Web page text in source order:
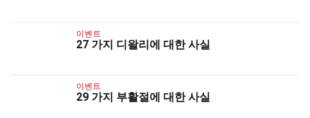
이벤트
27 가지 디왈리에 대한 사실
이벤트
29 가지 부활절에 대한 사실